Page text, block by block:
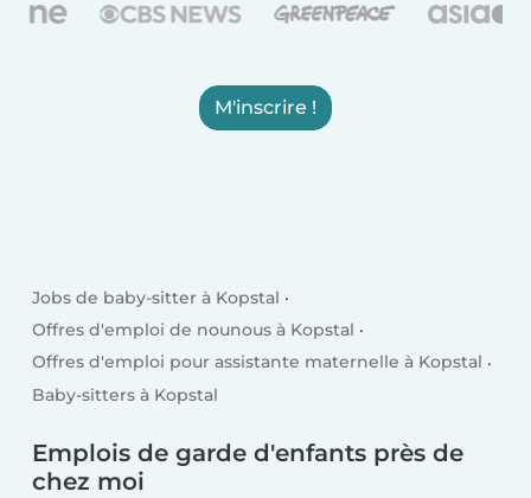
M'inscrire !
Jobs de baby-sitter à Kopstal
Offres d'emploi de nounous à Kopstal
Offres d'emploi pour assistante maternelle à Kopstal
Baby-sitters à Kopstal
Emplois de garde d'enfants près de
chez moi